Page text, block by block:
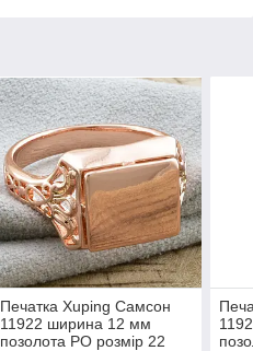
Печатка Xuping Самсон
11922 ширина 12 мм
позолота РО розмір 22